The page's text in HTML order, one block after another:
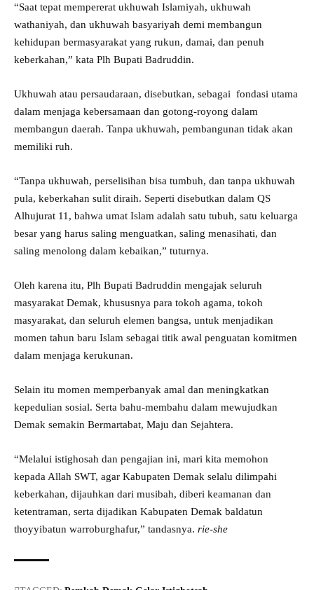
“Saat tepat mempererat ukhuwah Islamiyah, ukhuwah
wathaniyah, dan ukhuwah basyariyah demi membangun
kehidupan bermasyarakat yang rukun, damai, dan penuh
keberkahan,” kata Plh Bupati Badruddin.
Ukhuwah atau persaudaraan, disebutkan, sebagai fondasi utama
dalam menjaga kebersamaan dan gotong-royong dalam
membangun daerah. Tanpa ukhuwah, pembangunan tidak akan
memiliki ruh.
“Tanpa ukhuwah, perselisihan bisa tumbuh, dan tanpa ukhuwah
pula, keberkahan sulit diraih. Seperti disebutkan dalam QS
Alhujurat 11, bahwa umat Islam adalah satu tubuh, satu keluarga
besar yang harus saling menguatkan, saling menasihati, dan
saling menolong dalam kebaikan,” tuturnya.
Oleh karena itu, Plh Bupati Badruddin mengajak seluruh
masyarakat Demak, khususnya para tokoh agama, tokoh
masyarakat, dan seluruh elemen bangsa, untuk menjadikan
momen tahun baru Islam sebagai titik awal penguatan komitmen
dalam menjaga kerukunan.
Selain itu momen memperbanyak amal dan meningkatkan
kepedulian sosial. Serta bahu-membahu dalam mewujudkan
Demak semakin Bermartabat, Maju dan Sejahtera.
“Melalui istighosah dan pengajian ini, mari kita memohon
kepada Allah SWT, agar Kabupaten Demak selalu dilimpahi
keberkahan, dijauhkan dari musibah, diberi keamanan dan
ketentraman, serta dijadikan Kabupaten Demak baldatun
thoyyibatun warroburghafur,” tandasnya. rie-she